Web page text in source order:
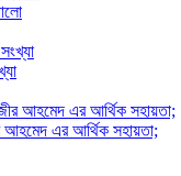
আহমেদ এর আর্থিক সহায়তা;